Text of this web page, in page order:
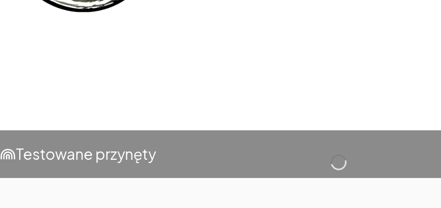
Testowane przynęty